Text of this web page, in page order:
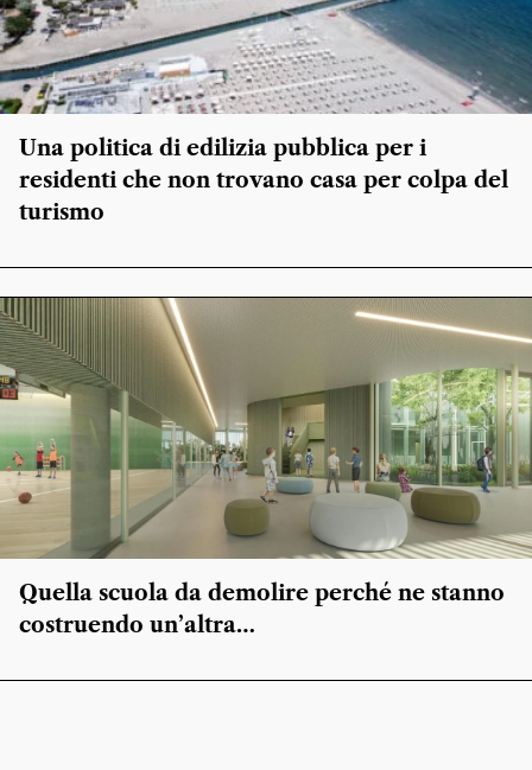
Una politica di edilizia pubblica per i
residenti che non trovano casa per colpa del
turismo
Quella scuola da demolire perché ne stanno
costruendo un’altra…